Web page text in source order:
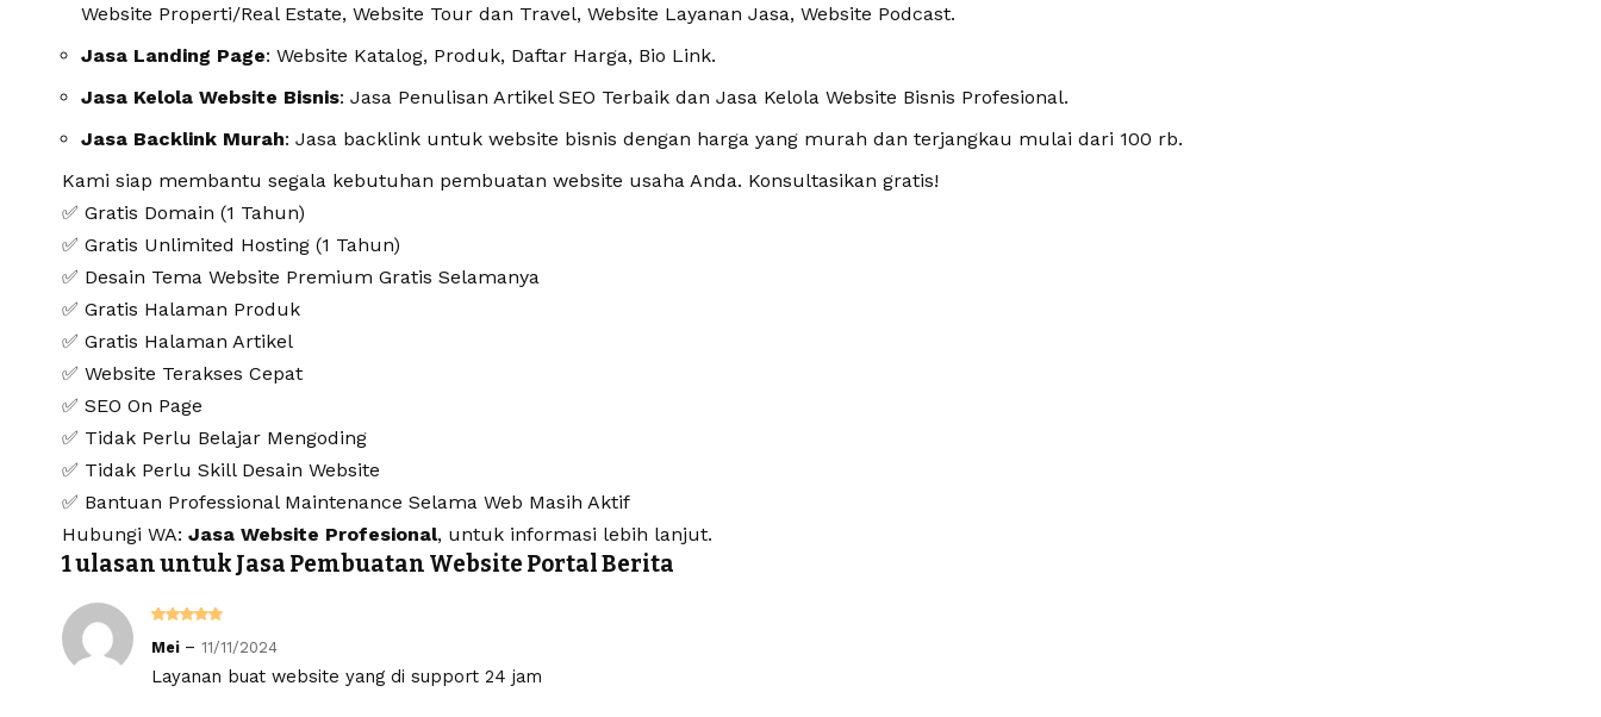
Website Properti/Real Estate, Website Tour dan Travel, Website Layanan Jasa, Website Podcast.
Jasa Landing Page: Website Katalog, Produk, Daftar Harga, Bio Link.
Jasa Kelola Website Bisnis: Jasa Penulisan Artikel SEO Terbaik dan Jasa Kelola Website Bisnis Profesional.
Jasa Backlink Murah: Jasa backlink untuk website bisnis dengan harga yang murah dan terjangkau mulai dari 100 rb.
Kami siap membantu segala kebutuhan pembuatan website usaha Anda. Konsultasikan gratis!
✅ Gratis Domain (1 Tahun)
✅ Gratis Unlimited Hosting (1 Tahun)
✅ Desain Tema Website Premium Gratis Selamanya
✅ Gratis Halaman Produk
✅ Gratis Halaman Artikel
✅ Website Terakses Cepat
✅ SEO On Page
✅ Tidak Perlu Belajar Mengoding
✅ Tidak Perlu Skill Desain Website
✅ Bantuan Professional Maintenance Selama Web Masih Aktif
Hubungi WA: Jasa Website Profesional, untuk informasi lebih lanjut.
1 ulasan untuk Jasa Pembuatan Website Portal Berita
dari 5
Mei – 11/11/2024
Layanan buat website yang di support 24 jam